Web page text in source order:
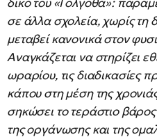
σε άλλα σχολεία, χωρίς τη
μεταβεί κανονικά στον
Αναγκάζεται να στηρίζει
ωραρίου, τις διαδικασίες
κάπου στη μέση της
σηκώσει το τεράστιο
της οργάνωσης και της